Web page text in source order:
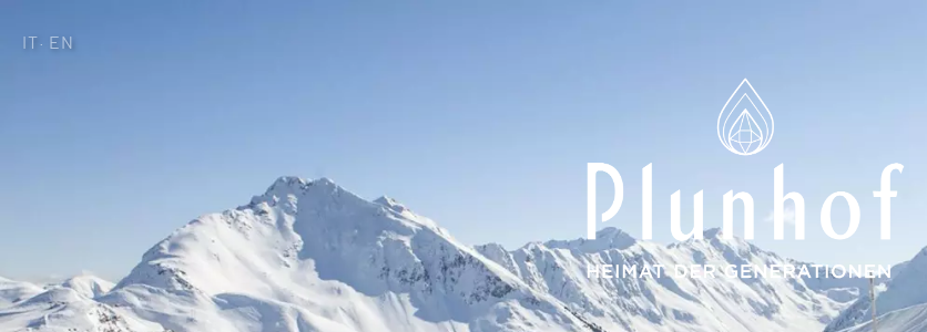
Heimat der Generationen
Zimmer & Angebote
IT· EN